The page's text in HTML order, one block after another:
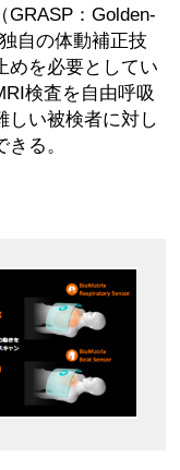
GRASP：Golden-
自の体動補正技
めを必要としてい
検査を自由呼吸
しい被検者に対し
る。